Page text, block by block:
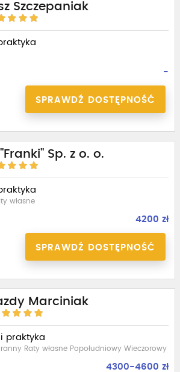
Szczepaniak
-
SPRAWDŹ DOSTĘPNOŚĆ
Sp. z o. o.
własne
4200 zł
SPRAWDŹ DOSTĘPNOŚĆ
Marciniak
praktyka
Raty własne Popołudniowy Wieczorowy
4300-4600 zł